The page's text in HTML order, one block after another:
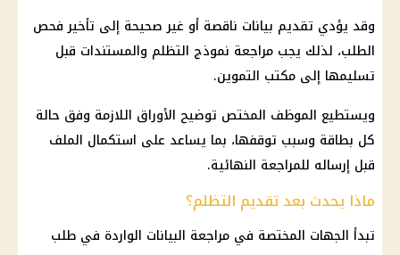
وقد يؤدي تقديم بيانات ناقصة أو غير صحيحة إلى تأخير فحص
الطلب، لذلك يجب مراجعة نموذج التظلم والمستندات قبل
تسليمها إلى مكتب التموين.
ويستطيع الموظف المختص توضيح الأوراق اللازمة وفق حالة
كل بطاقة وسبب توقفها، بما يساعد على استكمال الملف
قبل إرساله للمراجعة النهائية.
ماذا يحدث بعد تقديم التظلم؟
تبدأ الجهات المختصة في مراجعة البيانات الواردة في طلب